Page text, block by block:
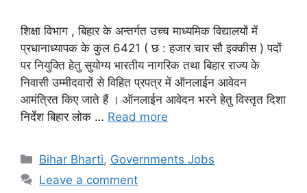
शिक्षा विभाग , बिहार के अन्तर्गत उच्च माध्यमिक विद्यालयों में
प्रधानाध्यापक के कुल 6421 ( छ : हजार चार सौ इक्कीस ) पदों
पर नियुक्ति हेतु सुयोग्य भारतीय नागरिक तथा बिहार राज्य के
निवासी उम्मीदवारों से विहित प्रपत्र में ऑनलाईन आवेदन
आमंत्रित किए जाते हैं । ऑनलाईन आवेदन भरने हेतु विस्तृत दिशा
निर्देश बिहार लोक … Read more
Categories
Bihar Bharti, Governments Jobs
Leave a comment